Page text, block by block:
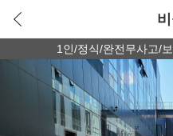
1인/정식/완전무사고/